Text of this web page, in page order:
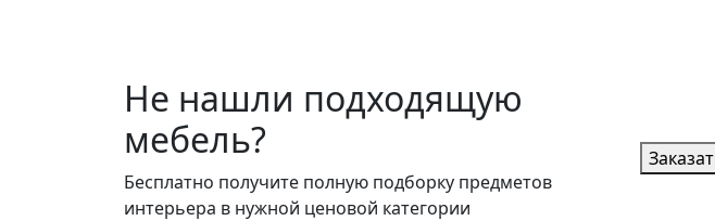
Не нашли подходящую
мебель?
Бесплатно получите полную подборку предметов
интерьера в нужной ценовой категории